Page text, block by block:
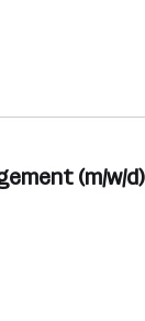
(m/w/d)